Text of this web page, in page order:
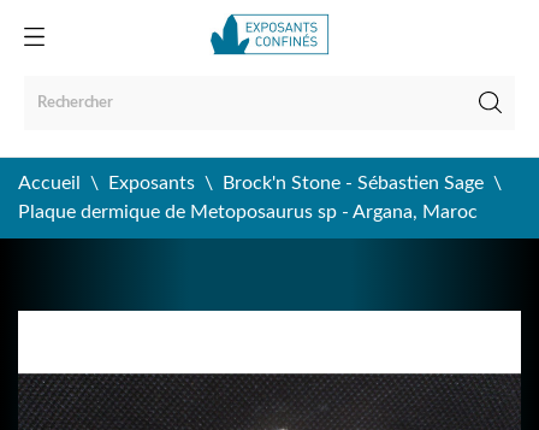
Accueil Exposants
Brock'n Stone - Sébastien Sage
Plaque dermique de Metoposaurus sp - Argana, Maroc